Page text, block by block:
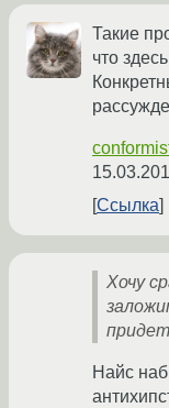
Такие
что
Ссылка
Хочу
Найс